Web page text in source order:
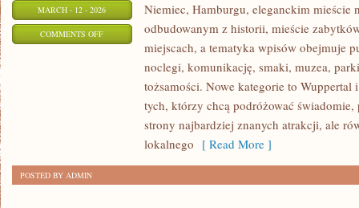
MARCH - 12 - 2026
COMMENTS OFFON
NORYMBERGA
(NÜRNBERG/NUREMBERG)
Niemiec, Hamburgu, eleganckim mieście
odbudowanym z historii, mieście
miejscach, a tematyka wpisów obejmuje
noclegi, komunikację, smaki, muzea,
tożsamości. Nowe kategorie to Wuppertal
tych, którzy chcą podróżować
strony najbardziej znanych atrakcji, ale
lokalnego [ Read More ]
POSTED BY ADMIN